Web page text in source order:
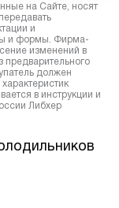
на Сайте, носят
и
и формы. Фирма-
изменений в
предварительного
должен
в инструкции и
Либхер